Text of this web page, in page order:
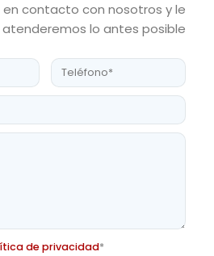
en contacto con nosotros y le
atenderemos lo antes posible
de privacidad*